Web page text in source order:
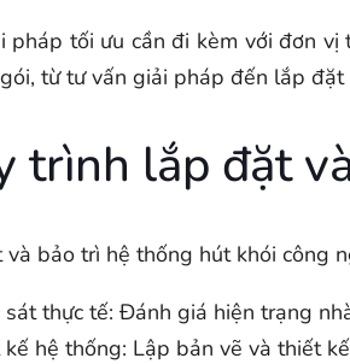
pháp tối ưu cần đi kèm với đơn
từ tư vấn giải pháp đến lắp
trình lắp đặt
và bảo trì hệ thống hút khói công
sát thực tế: Đánh giá hiện trạng
kế hệ thống: Lập bản vẽ và thiết